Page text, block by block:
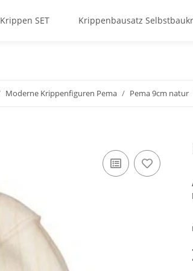
Krippen SET Krippenbausatz
Moderne Krippenfiguren Pema Pema 9cm natur